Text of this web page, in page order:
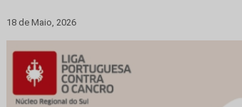
18 de Maio, 2026